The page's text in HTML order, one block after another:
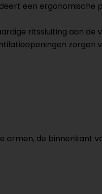
een ergonomische
ritssluiting aan de
zorgen
de binnenkant